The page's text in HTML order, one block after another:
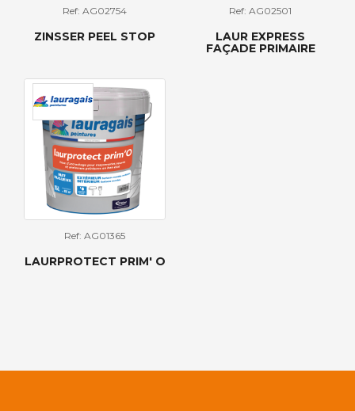
Ref: AG02754
ZINSSER PEEL STOP
Ref: AG02501
LAUR EXPRESS
FAÇADE PRIMAIRE
Ref: AG01365
LAURPROTECT PRIM' O